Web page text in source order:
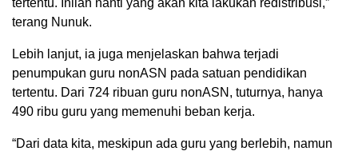
tertentu. Inilah nanti yang akan kita lakukan redistribusi,”
terang Nunuk.
Lebih lanjut, ia juga menjelaskan bahwa terjadi
penumpukan guru nonASN pada satuan pendidikan
tertentu. Dari 724 ribuan guru nonASN, tuturnya, hanya
490 ribu guru yang memenuhi beban kerja.
“Dari data kita, meskipun ada guru yang berlebih, namun